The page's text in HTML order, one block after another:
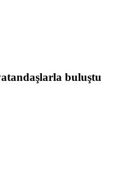
buluştu